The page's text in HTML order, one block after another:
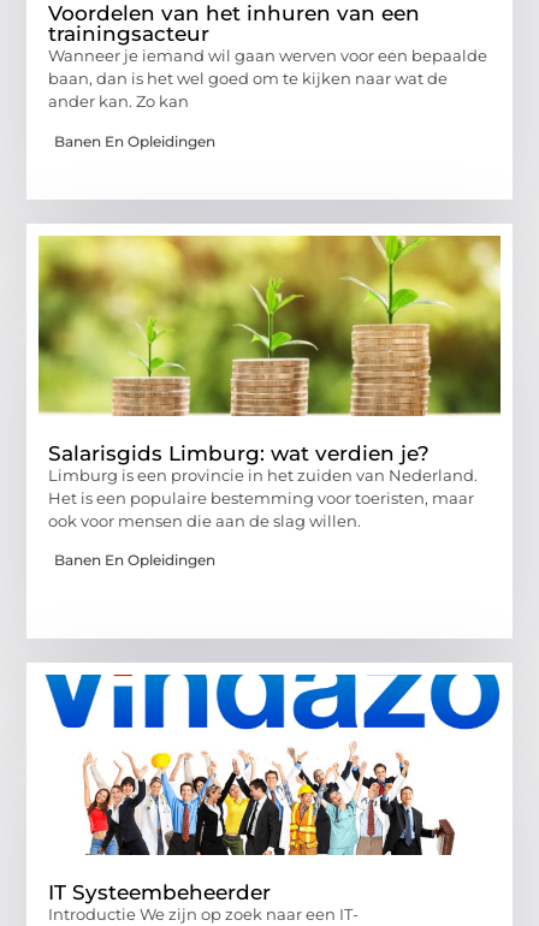
Voordelen van het inhuren van een
trainingsacteur
Wanneer je iemand wil gaan werven voor een bepaalde
baan, dan is het wel goed om te kijken naar wat de
ander kan. Zo kan
Banen En Opleidingen
Salarisgids Limburg: wat verdien je?
Limburg is een provincie in het zuiden van Nederland.
Het is een populaire bestemming voor toeristen, maar
ook voor mensen die aan de slag willen.
Banen En Opleidingen
IT Systeembeheerder
Introductie We zijn op zoek naar een IT-